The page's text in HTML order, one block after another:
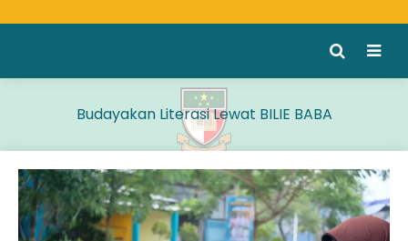
Budayakan Literasi Lewat BILIE BABA